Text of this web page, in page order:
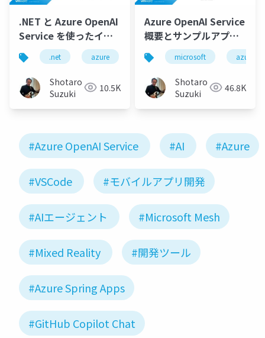
.NET と Azure OpenAI
Service を使ったイン
テリジェントアプリケ
ーションを構築してみ
よう
.net azure azure openai service
Shotaro
Suzuki
10.5K
Azure OpenAI Service
概要とサンプルアプリ
等のご紹介
microsoft azure
Shotaro
Suzuki
46.8K
#Azure OpenAI Service #AI #Azure
#VSCode #モバイルアプリ開発
#AIエージェント #Microsoft Mesh
#Mixed Reality #開発ツール
#Azure Spring Apps
#GitHub Copilot Chat